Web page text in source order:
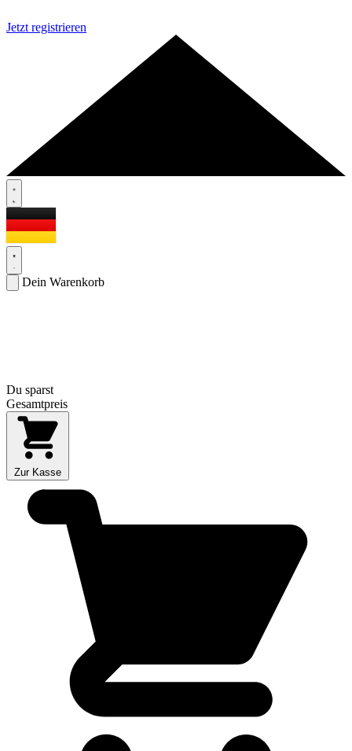
Jetzt registrieren
Dein Warenkorb
Du sparst
Gesamtpreis
Zur Kasse